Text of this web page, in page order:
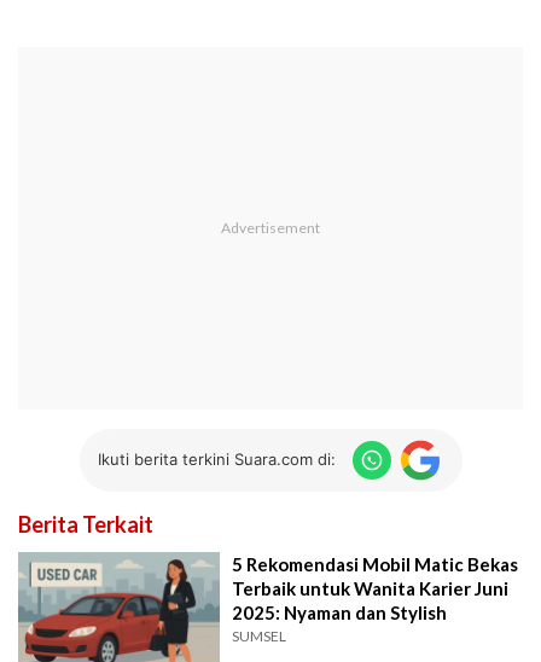
Ikuti berita terkini Suara.com di:
Berita Terkait
5 Rekomendasi Mobil Matic Bekas
Terbaik untuk Wanita Karier Juni
2025: Nyaman dan Stylish
SUMSEL